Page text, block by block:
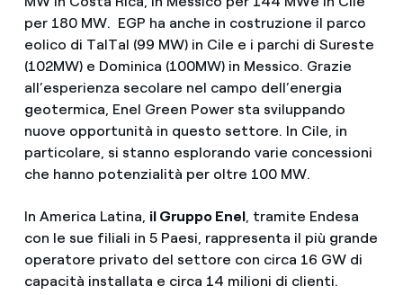
per 180 MW. EGP ha anche in costruzione il parco
eolico di TalTal (99 MW) in Cile e i parchi di Sureste
(102MW) e Dominica (100MW) in Messico. Grazie
all’esperienza secolare nel campo dell’energia
geotermica, Enel Green Power sta sviluppando
nuove opportunità in questo settore. In Cile, in
particolare, si stanno esplorando varie concessioni
che hanno potenzialità per oltre 100 MW.
In America Latina, il Gruppo Enel, tramite Endesa
con le sue filiali in 5 Paesi, rappresenta il più grande
operatore privato del settore con circa 16 GW di
capacità installata e circa 14 milioni di clienti.